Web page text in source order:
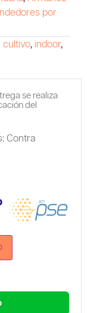
por
cultivo, indoor,
se realiza
del
Contra